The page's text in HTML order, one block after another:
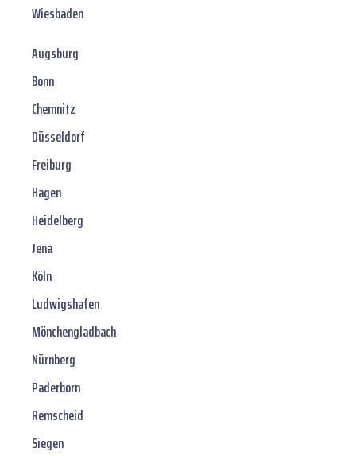
Wiesbaden
Augsburg
Bonn
Chemnitz
Düsseldorf
Freiburg
Hagen
Heidelberg
Jena
Köln
Ludwigshafen
Mönchengladbach
Nürnberg
Paderborn
Remscheid
Siegen